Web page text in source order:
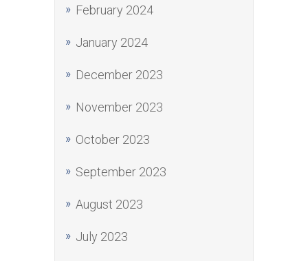
February 2024
January 2024
December 2023
November 2023
October 2023
September 2023
August 2023
July 2023